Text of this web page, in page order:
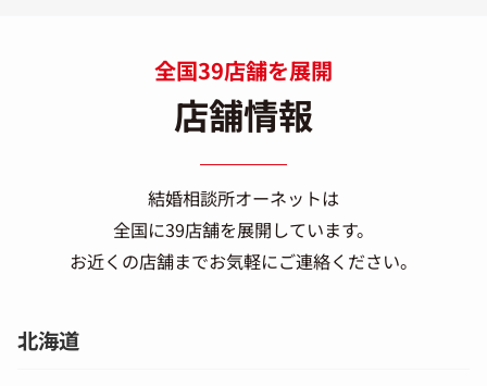
全国39店舗を展開
店舗情報
結婚相談所オーネットは
全国に39店舗を展開しています。
お近くの店舗までお気軽にご連絡ください。
北海道